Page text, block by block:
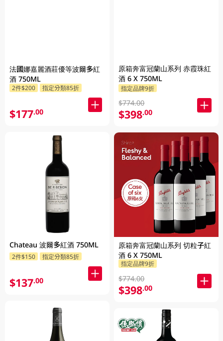
法國娜嘉麗酒莊優等波爾多紅
酒 750ML
2件$200 指定分類85折
$177.00
Chateau 波爾多紅酒 750ML
2件$150 指定分類85折
$137.00
原箱奔富冠蘭山系列 赤霞珠紅
酒 6 X 750ML
指定品牌9折
$774.00
$398.00
原箱奔富冠蘭山系列 切粒子紅
酒 6 X 750ML
指定品牌9折
$774.00
$398.00